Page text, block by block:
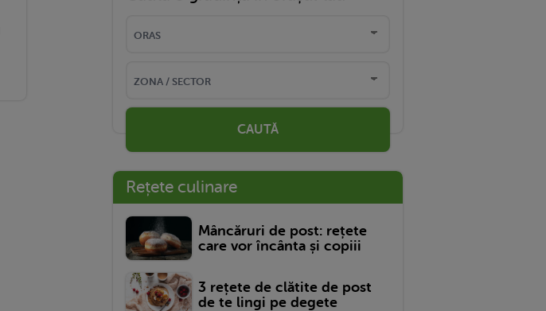
CAUTĂ
Rețete culinare
Mâncăruri de post: rețete
care vor încânta și copiii
3 rețete de clătite de post
de te lingi pe degete